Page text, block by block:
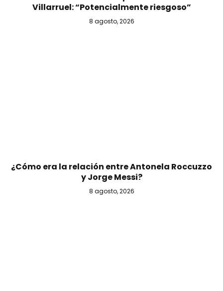
Villarruel: “Potencialmente riesgoso”
8 agosto, 2026
¿Cómo era la relación entre Antonela Roccuzzo
y Jorge Messi?
8 agosto, 2026